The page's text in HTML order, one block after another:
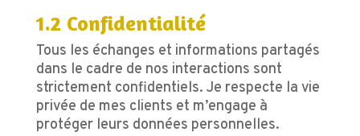
1.2 Confidentialité
Tous les échanges et informations partagés
dans le cadre de nos interactions sont
strictement confidentiels. Je respecte la vie
privée de mes clients et m’engage à
protéger leurs données personnelles.